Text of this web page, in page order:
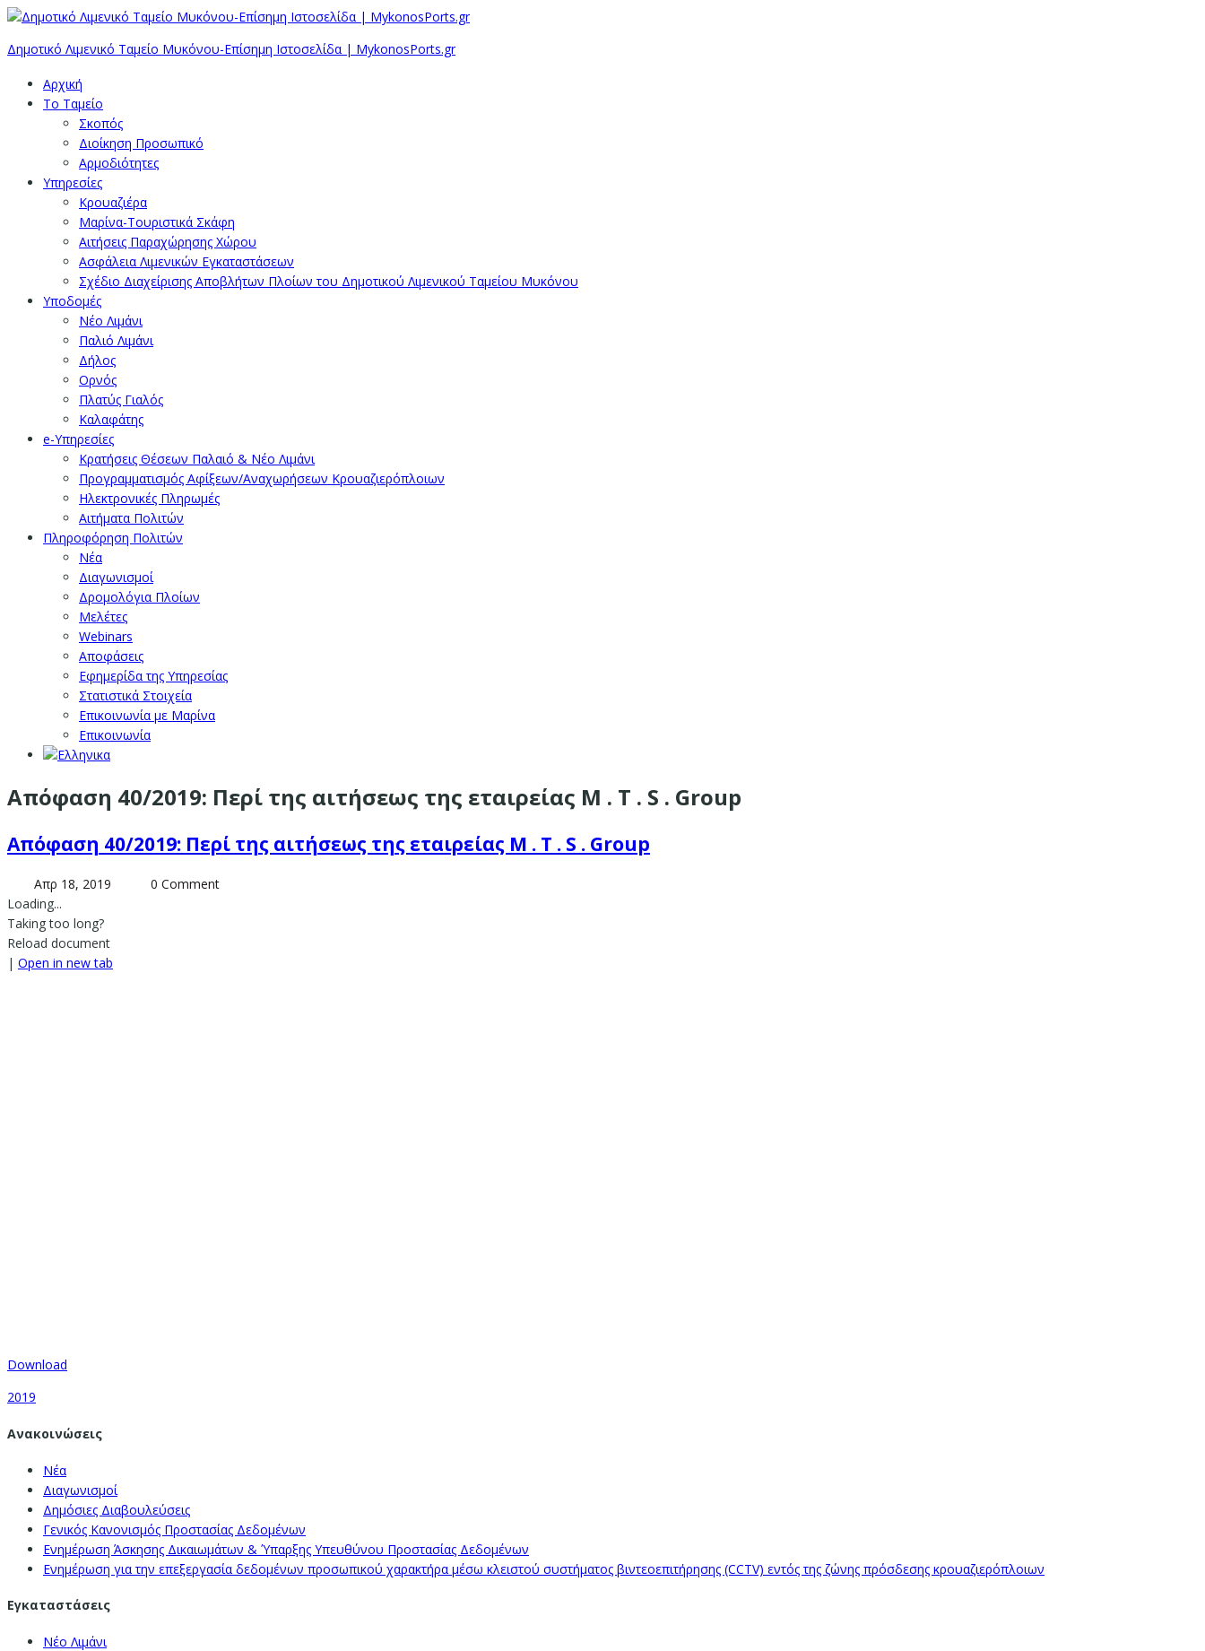
Δημοτικό Λιμενικό Ταμείο Μυκόνου-Επίσημη Ιστοσελίδα | MykonosPorts.gr
Αρχική
Το Ταμείο
Σκοπός
Διοίκηση Προσωπικό
Αρμοδιότητες
Υπηρεσίες
Κρουαζιέρα
Μαρίνα-Τουριστικά Σκάφη
Αιτήσεις Παραχώρησης Χώρου
Ασφάλεια Λιμενικών Εγκαταστάσεων
Σχέδιο Διαχείρισης Αποβλήτων Πλοίων του Δημοτικού Λιμενικού Ταμείου Μυκόνου
Υποδομές
Νέο Λιμάνι
Παλιό Λιμάνι
Δήλος
Ορνός
Πλατύς Γιαλός
Καλαφάτης
e-Υπηρεσίες
Κρατήσεις Θέσεων Παλαιό & Νέο Λιμάνι
Προγραμματισμός Αφίξεων/Αναχωρήσεων Κρουαζιερόπλοιων
Ηλεκτρονικές Πληρωμές
Αιτήματα Πολιτών
Πληροφόρηση Πολιτών
Νέα
Διαγωνισμοί
Δρομολόγια Πλοίων
Μελέτες
Webinars
Αποφάσεις
Εφημερίδα της Υπηρεσίας
Στατιστικά Στοιχεία
Επικοινωνία με Μαρίνα
Επικοινωνία
Απόφαση 40/2019: Περί της αιτήσεως της εταιρείας M . T . S . Group
Απόφαση 40/2019: Περί της αιτήσεως της εταιρείας M . T . S . Group
Απρ 18, 2019
0 Comment
Loading...
Taking too long?
Reload document
| Open in new tab
Download
2019
Ανακοινώσεις
Νέα
Διαγωνισμοί
Δημόσιες Διαβουλεύσεις
Γενικός Κανονισμός Προστασίας Δεδομένων
Ενημέρωση Άσκησης Δικαιωμάτων & Ύπαρξης Υπευθύνου Προστασίας Δεδομένων
Ενημέρωση για την επεξεργασία δεδομένων προσωπικού χαρακτήρα μέσω κλειστού συστήματος βιντεοεπιτήρησης (CCTV) εντός της ζώνης πρόσδεσης κρουαζιερόπλοιων
Εγκαταστάσεις
Νέο Λιμάνι